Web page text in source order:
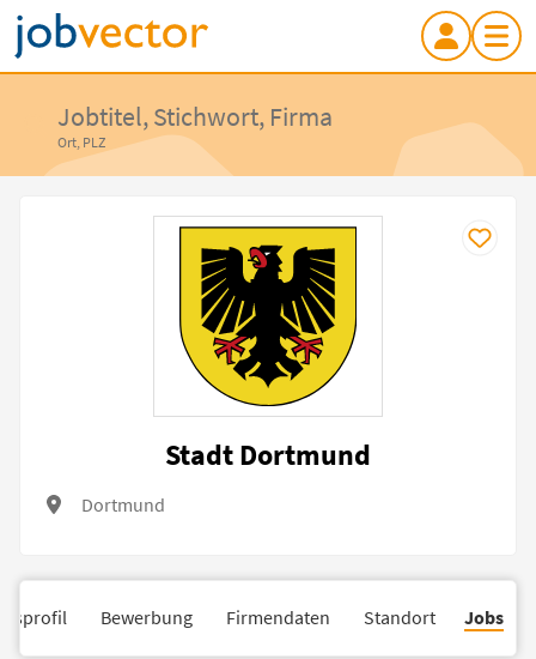
Jobtitel, Stichwort, Firma
Ort, PLZ
Stadt Dortmund
Dortmund
Bewerbung Firmendaten Standort Jobs